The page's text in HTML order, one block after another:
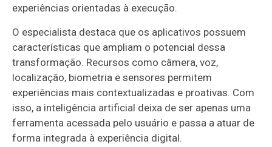
experiências orientadas à execução.
O especialista destaca que os aplicativos possuem
características que ampliam o potencial dessa
transformação. Recursos como câmera, voz,
localização, biometria e sensores permitem
experiências mais contextualizadas e proativas. Com
isso, a inteligência artificial deixa de ser apenas uma
ferramenta acessada pelo usuário e passa a atuar de
forma integrada à experiência digital.